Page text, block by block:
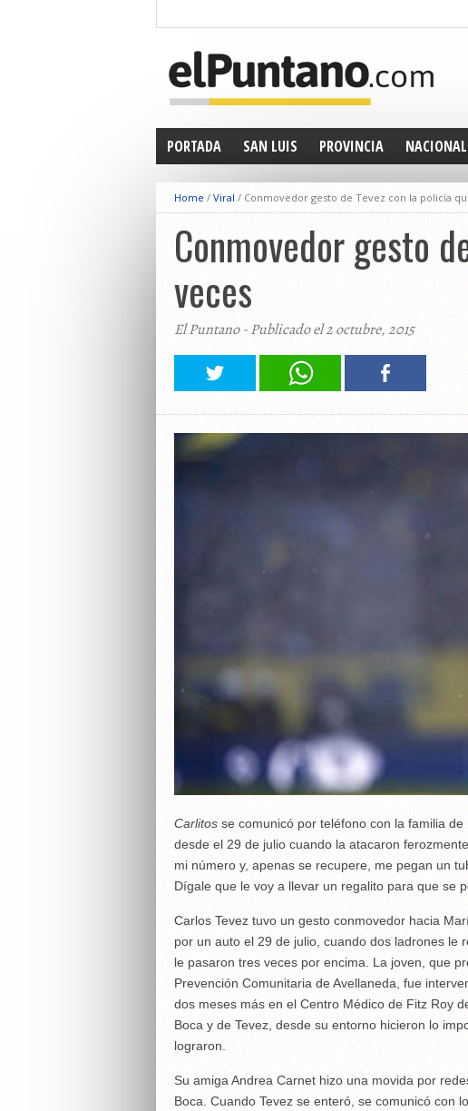
PORTADA SAN LUIS PROVINCIA NACIONAL
Home / Viral / Conmovedor gesto de Tevez con la policía
Conmovedor gesto
veces
El Puntano - Publicado el 2 octubre, 2015
Carlitosse comunicó por teléfono con la familia
desde el 29 de julio cuando la atacaron
mi número y, apenas se recupere, me pegan un
Dígale que le voy a llevar un regalito para que se
Carlos Tevez tuvo un gesto conmovedor hacia
por un auto el 29 de julio, cuando dos ladrones le
le pasaron tres veces por encima. La joven, que
Prevención Comunitaria de Avellaneda, fue
dos meses más en el Centro Médico de Fitz Roy
Boca y de Tevez, desde su entorno hicieron lo
lograron.
Su amiga Andrea Carnet hizo una movida por
Boca. Cuando Tevez se enteró, se comunicó con